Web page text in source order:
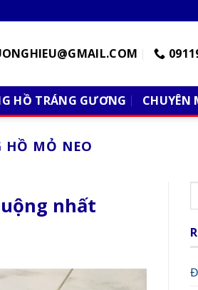
HỒ TRÁNG GƯƠNG CHUYÊN
HỒ MỎ NEO
nhất